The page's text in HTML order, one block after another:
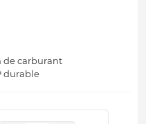
de carburant
durable